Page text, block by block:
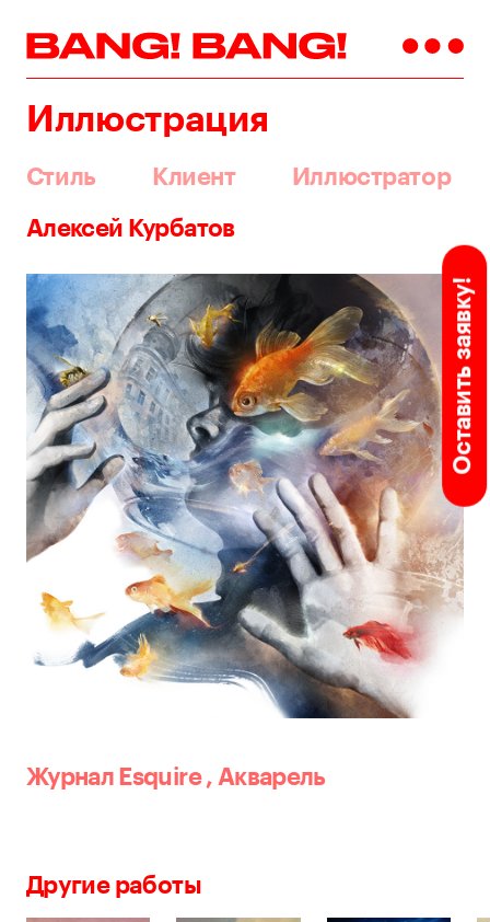
Иллюстрация
Стиль Клиент Иллюстратор
Оставить заявку!
Алексей Курбатов
Журнал Esquire , Акварель
Другие работы